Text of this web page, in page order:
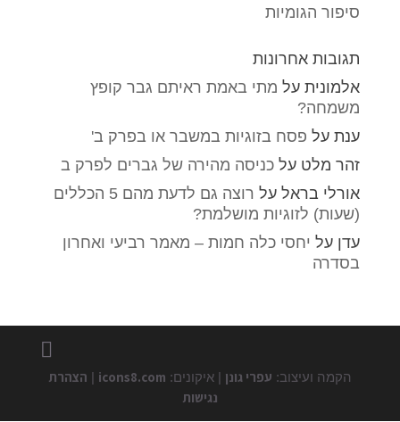
סיפור הגומיות
תגובות אחרונות
אלמוניתעל מתי באמת ראיתם גבר קופץ
משמחה?
ענתעל פסח בזוגיות במשבר או בפרק ב'
זהר מלט על כניסה מהירה של גברים לפרק ב
אורלי בראלעל
רוצה גם לדעת מהם 5 הכללים
(שעות) לזוגיות מושלמת?
עדן על יחסי כלה חמות – מאמר רביעי ואחרון
בסדרה
הקמה ועיצוב: עפרי גונן | איקונים: icons8.com
| הצהרת
נגישות